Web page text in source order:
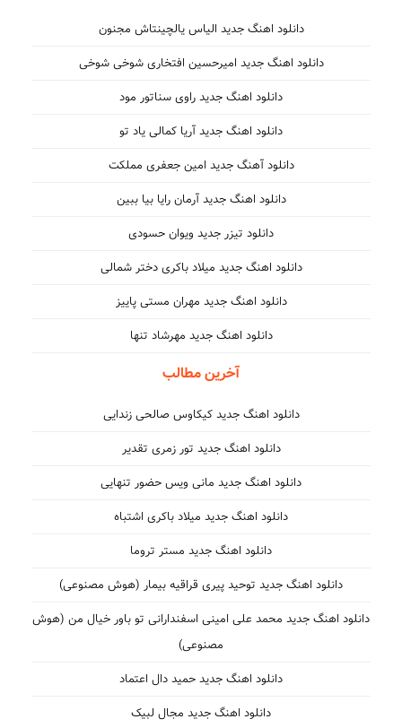
دانلود اهنگ جدید الیاس یالچینتاش مجنون
دانلود اهنگ جدید امیرحسین افتخاری شوخی شوخی
دانلود اهنگ جدید راوی سناتور مود
دانلود اهنگ جدید آریا کمالی یاد تو
دانلود آهنگ جدید امین جعفری مملکت
دانلود اهنگ جدید آرمان رایا بیا ببین
دانلود تیزر جدید ویوان حسودی
دانلود اهنگ جدید میلاد باکری دختر شمالی
دانلود اهنگ جدید مهران مستی پاییز
دانلود اهنگ جدید مهرشاد تنها
آخرین مطالب
دانلود اهنگ جدید کیکاوس صالحی زندایی
دانلود اهنگ جدید تور زمری تقدیر
دانلود اهنگ جدید مانی ویس حضور تنهایی
دانلود اهنگ جدید میلاد باکری اشتباه
دانلود اهنگ جدید مستر تروما
دانلود اهنگ جدید توحید پیری قراقیه بیمار (هوش مصنوعی)
دانلود اهنگ جدید محمد علی امینی اسفندارانی تو باور خیال من (هوش
مصنوعی)
دانلود اهنگ جدید حمید دال اعتماد
دانلود اهنگ جدید مجال لبیک